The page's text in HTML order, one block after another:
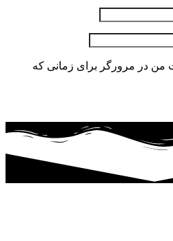
من در مرورگر برای زمانی که